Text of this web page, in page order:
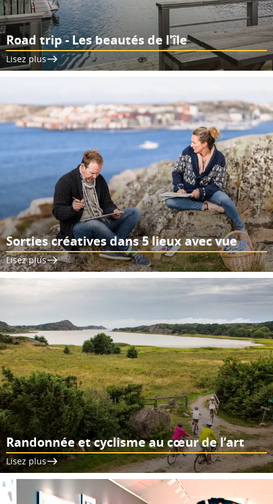
Road trip - Les beautés de l'île
Lisez plus
Sorties créatives dans 5 lieux avec vue
Lisez plus
Randonnée et cyclisme au cœur de l’art
Lisez plus